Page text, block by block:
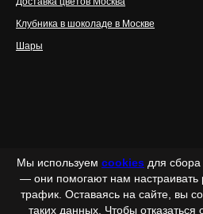
Клубника в шоколаде в Москве
Шары
Мы используем cookies для сбора
— они помогают нам настраивать
трафик. Оставаясь на сайте, вы
таких данных. Чтобы отказаться